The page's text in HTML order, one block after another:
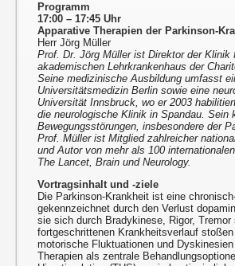
Programm
17:00 – 17:45 Uhr
Apparative Therapien der Parkinson-
Herr Jörg Müller
Prof. Dr. Jörg Müller ist Direktor der
akademischen Lehrkrankenhaus der
Seine medizinische Ausbildung umfasst
Universitätsmedizin Berlin sowie eine
Universität Innsbruck, wo er 2003
die neurologische Klinik in Spandau.
Bewegungsstörungen, insbesondere der
Prof. Müller ist Mitglied zahlreicher
und Autor von mehr als 100
The Lancet, Brain und Neurology.
Vortragsinhalt und -ziele
Die Parkinson-Krankheit ist eine
gekennzeichnet durch den Verlust
sie sich durch Bradykinese, Rigor,
fortgeschrittenen Krankheitsverlauf
motorische Fluktuationen und
Therapien als zentrale